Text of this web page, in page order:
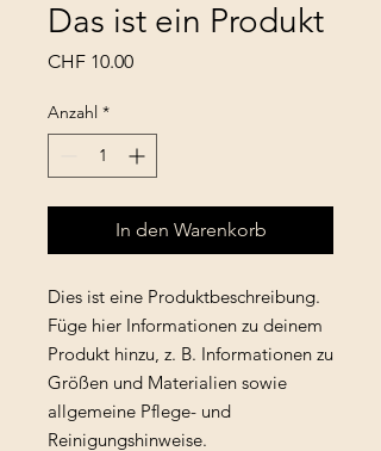
Das ist ein Produkt
CHF 10.00Preis
Anzahl *
In den Warenkorb
Dies ist eine Produktbeschreibung.
Füge hier Informationen zu deinem
Produkt hinzu, z. B. Informationen zu
Größen und Materialien sowie
allgemeine Pflege- und
Reinigungshinweise.